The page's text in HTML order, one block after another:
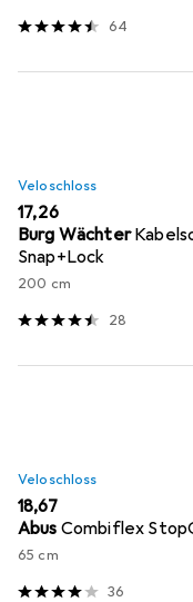
64
Veloschloss
EUR
17,26
Burg Wächter
Snap+Lock
200 cm
28
Veloschloss
EUR
18,67
Abus Combiflex
65 cm
36